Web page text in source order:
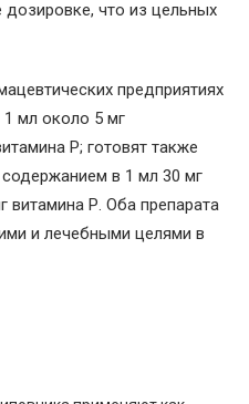
что из цельных
предприятиях
мл около 5 мг
Р; готовят также
в 1 мл 30 мг
витамина Р. Оба препарата
и лечебными целями в